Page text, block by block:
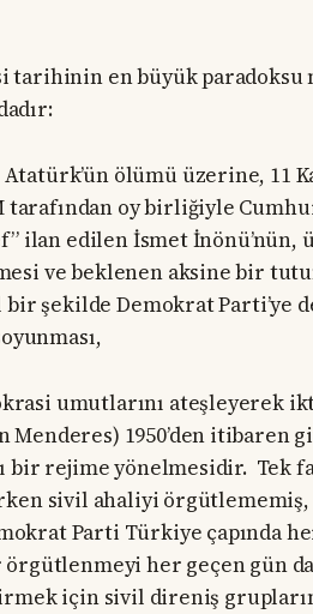
en büyük paradoksu
ölümü üzerine, 11
tarafından oy birliğiyle
ilan edilen İsmet İnönü’nün,
ve beklenen aksine bir
bir şekilde Demokrat Parti’ye
umutlarını ateşleyerek
Menderes) 1950’den itibaren
bir rejime yönelmesidir. Tek
sivil ahaliyi
Parti Türkiye çapında
her geçen gün
için sivil direniş